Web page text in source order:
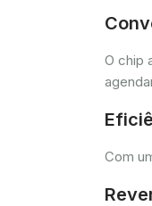
O chip
Com